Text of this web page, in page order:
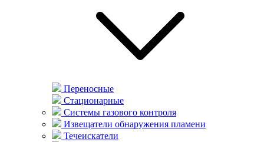
Переносные
Стационарные
Системы газового контроля
Извещатели обнаружения пламени
Течеискатели